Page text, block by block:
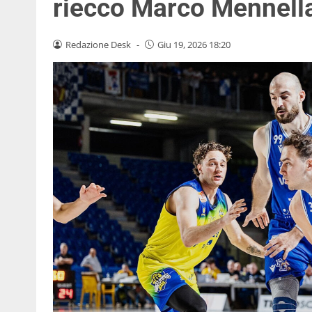
riecco Marco
Redazione Desk - Giu 19, 2026 18:20